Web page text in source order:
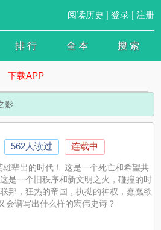
阅读历史 | 登录| 注册
排 行 全 本 搜 索
下载APP
影
562人读过 连载中
雄辈出的时代！ 这是一个死亡和希望共
是一个旧秩序和新文明之火，碰撞的时
邦，狂热的帝国，执拗的神权，蠢蠢欲
会谱写出什么样的宏伟史诗？